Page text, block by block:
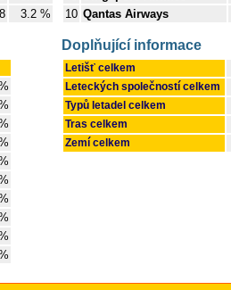
8 3.2 %
10 Qantas Airways
Doplňující informace
Letišť celkem
Leteckých společností celkem
Typů letadel celkem
Tras celkem
Zemí celkem